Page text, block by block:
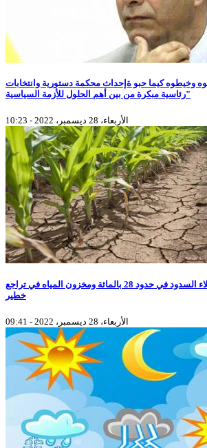
وخيطوه كيما حبو ةإحداث محكمة دستورية وانتخابات
رئاسية مبكرة من بين أهم الحلول للأزمة السياسية"
الأربعاء، 28 ديسمبر، 2022 - 10:23
وزارة الفلاحة: نسبة إمتلاء السدود في حدود 28 بالمائة ومخزون المياه في تراجع
خطير
الأربعاء، 28 ديسمبر، 2022 - 09:41